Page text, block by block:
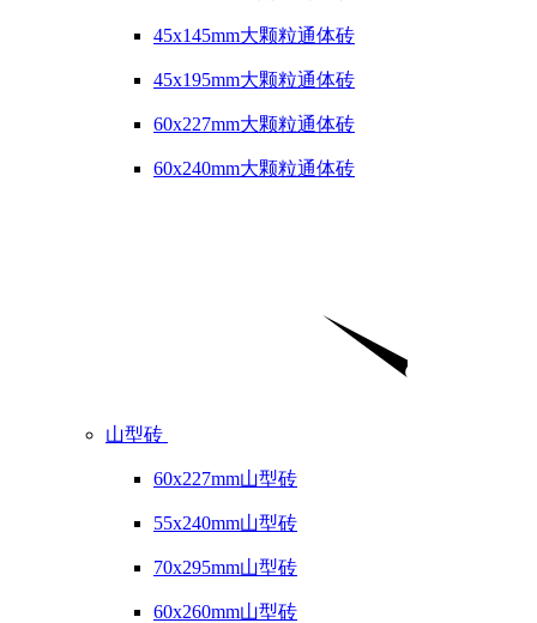
45x145mm大颗粒通体砖
45x195mm大颗粒通体砖
60x227mm大颗粒通体砖
60x240mm大颗粒通体砖
山型砖
60x227mm山型砖
55x240mm山型砖
70x295mm山型砖
60x260mm山型砖